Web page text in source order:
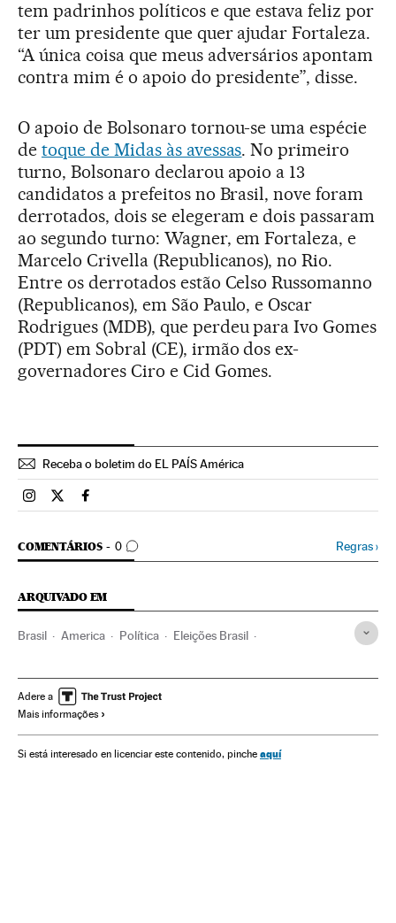
tem padrinhos políticos e que estava feliz por
ter um presidente que quer ajudar Fortaleza.
“A única coisa que meus adversários apontam
contra mim é o apoio do presidente”, disse.
O apoio de Bolsonaro tornou-se uma espécie
de toque de Midas às avessas. No primeiro
turno, Bolsonaro declarou apoio a 13
candidatos a prefeitos no Brasil, nove foram
derrotados, dois se elegeram e dois passaram
ao segundo turno: Wagner, em Fortaleza, e
Marcelo Crivella (Republicanos), no Rio.
Entre os derrotados estão Celso Russomanno
(Republicanos), em São Paulo, e Oscar
Rodrigues (MDB), que perdeu para Ivo Gomes
(PDT) em Sobral (CE), irmão dos ex-
governadores Ciro e Cid Gomes.
Receba o boletim do EL PAÍS América
Brasil El País Brasil en Instagram
Brasil El País Brasil en Twitter
Brasil El País Brasil en Facebook
COMENTÁRIOS 0
COMENTÁRIOS Regras›
ARQUIVADO EM
Brasil America Política Eleições Brasil
Ciro Gomes Fortaleza Ceará
Adere a
Mais informações
Si está interesado en licenciar este contenido, pinche aquí